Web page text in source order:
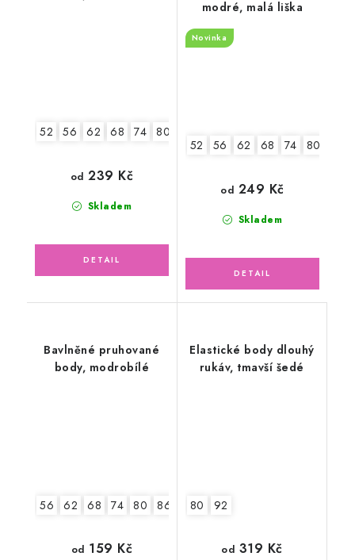
52 56 62 68 74 80
Skladem
od 239 Kč
modré, malá liška
Novinka
52 56 62 68 74 80
Skladem
od 249 Kč
Bavlněné pruhované
body, modrobílé
56 62 68 74 80 86 92 2.jakost v.62
od 159 Kč
Elastické body dlouhý
rukáv, tmavší šedé
80 92
od 319 Kč